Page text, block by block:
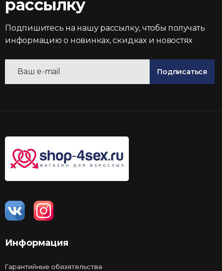
рассылку
Подпишитесь на нашу рассылку, чтобы получать
информацию о новинках, скидках и новостях
Подписаться
Информация
Гарантийные обязятельства